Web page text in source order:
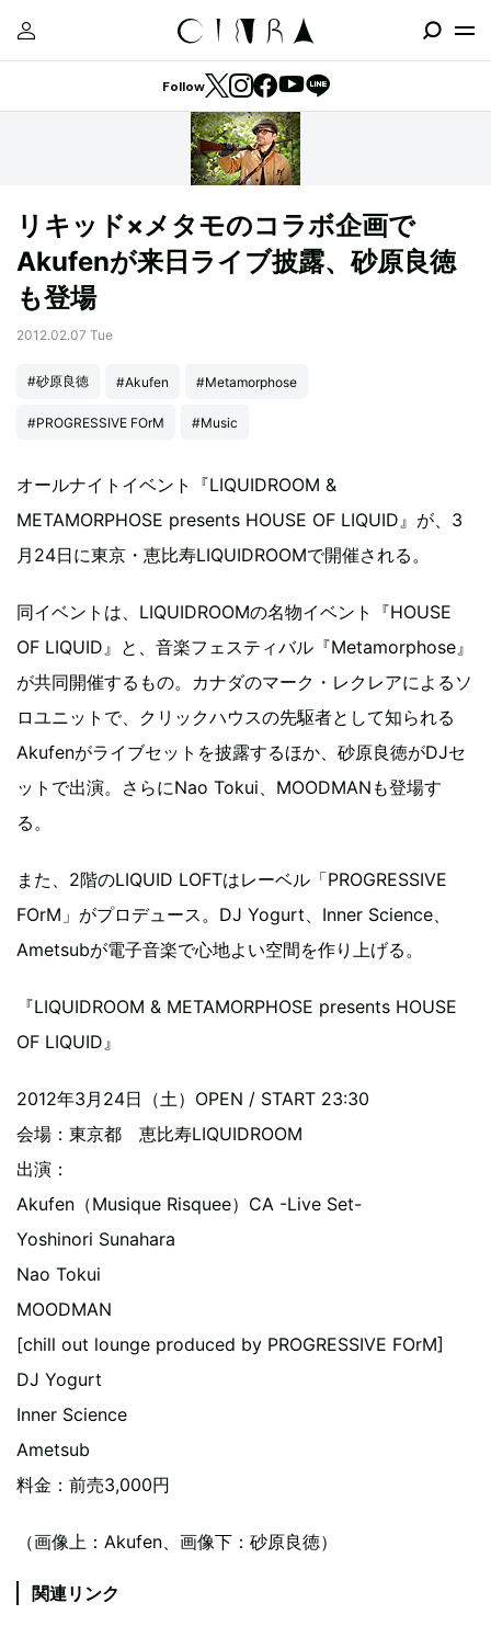
Follow
リキッド×メタモのコラボ企画で
Akufenが来日ライブ披露、砂原良徳
も登場
2012.02.07 Tue
#砂原良徳 #Akufen #Metamorphose
#PROGRESSIVE FOrM #Music
オールナイトイベント『LIQUIDROOM &
METAMORPHOSE presents HOUSE OF LIQUID』が、3
月24日に東京・恵比寿LIQUIDROOMで開催される。
同イベントは、LIQUIDROOMの名物イベント『HOUSE
OF LIQUID』と、音楽フェスティバル『Metamorphose』
が共同開催するもの。カナダのマーク・レクレアによるソ
ロユニットで、クリックハウスの先駆者として知られる
Akufenがライブセットを披露するほか、砂原良徳がDJセ
ットで出演。さらにNao Tokui、MOODMANも登場す
る。
また、2階のLIQUID LOFTはレーベル「PROGRESSIVE
FOrM」がプロデュース。DJ Yogurt、Inner Science、
Ametsubが電子音楽で心地よい空間を作り上げる。
『LIQUIDROOM & METAMORPHOSE presents HOUSE
OF LIQUID』
2012年3月24日（土）OPEN / START 23:30
会場：東京都 恵比寿LIQUIDROOM
出演：
Akufen（Musique Risquee）CA -Live Set-
Yoshinori Sunahara
Nao Tokui
MOODMAN
[chill out lounge produced by PROGRESSIVE FOrM]
DJ Yogurt
Inner Science
Ametsub
料金：前売3,000円
（画像上：Akufen、画像下：砂原良徳）
関連リンク